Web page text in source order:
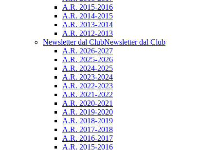
A.R. 2015-2016
A.R. 2014-2015
A.R. 2013-2014
A.R. 2012-2013
Newsletter dal ClubNewsletter dal Club
A.R. 2026-2027
A.R. 2025-2026
A.R. 2024-2025
A.R. 2023-2024
A.R. 2022-2023
A.R. 2021-2022
A.R. 2020-2021
A.R. 2019-2020
A.R. 2018-2019
A.R. 2017-2018
A.R. 2016-2017
A.R. 2015-2016